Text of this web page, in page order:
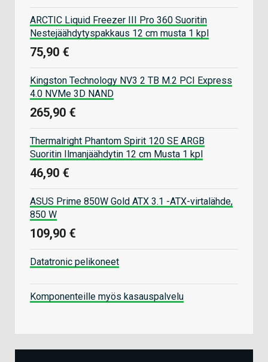
ARCTIC Liquid Freezer III Pro 360 Suoritin
Nestejäähdytyspakkaus 12 cm musta 1 kpl
75,90 €
Kingston Technology NV3 2 TB M.2 PCI Express
4.0 NVMe 3D NAND
265,90 €
Thermalright Phantom Spirit 120 SE ARGB
Suoritin Ilmanjäähdytin 12 cm Musta 1 kpl
46,90 €
ASUS Prime 850W Gold ATX 3.1 -ATX-virtalähde,
850 W
109,90 €
Datatronic pelikoneet
Komponenteille myös kasauspalvelu